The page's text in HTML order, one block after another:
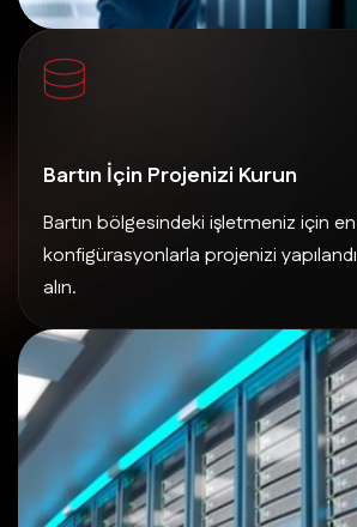
Bartın İçin Projenizi Kurun
Bartın bölgesindeki işletmeniz için
konfigürasyonlarla projenizi
alın.